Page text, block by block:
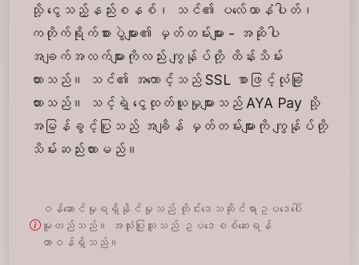
သို့ ငွေသည့်နည်းစနစ်၊ သင်၏ ပလေ်ယာနံပါတ်၊
ကတိုက်ရိုက်စားပွဲများ၏ မှတ်တမ်းများ - အဆိုပါ
အချက်အလက်များကိုလည်း ကျွန်ုပ်တို့ ထိန်းသိမ်း
ထားသည်။ သင်၏ အကောင့်သည် SSL စာဖြင့်လုံခြုံ
ထားသည်။ သင့်ရဲ့ ငွေထုတ်ယူမှုများသည် AYA Pay သို့
အမြန်ခွင့်ပြုသည် အချိန် မှတ်တမ်းများကို ကျွန်ုပ်တို့
သိမ်းဆည်းထားမည်။
ဝန်ဆောင်မှုရရှိနိုင်မှုသည် တိုင်းဒေသဆိုင်ရာဥပဒေပေါ်
မူတည်သည်။ အသုံးပြုသူသည် ဥပဒေစစ်ဆေးရန်
တာဝန်ရှိသည်။